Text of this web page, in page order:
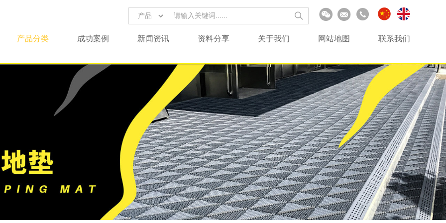
产品分类 成功案例 新闻资讯 资料分享 关于我们 网站地图 联系我们